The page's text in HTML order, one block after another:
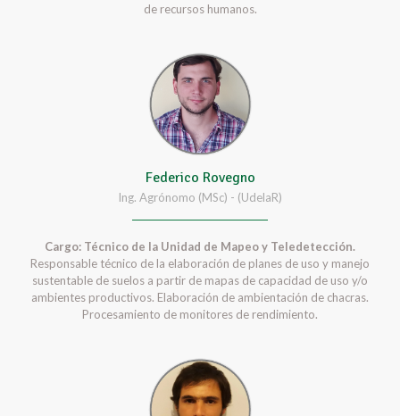
de recursos humanos.
Federico Rovegno
Ing. Agrónomo (MSc) - (UdelaR)
Cargo: Técnico de la Unidad de Mapeo y Teledetección.
Responsable técnico de la elaboración de planes de uso y manejo
sustentable de suelos a partir de mapas de capacidad de uso y/o
ambientes productivos. Elaboración de ambientación de chacras.
Procesamiento de monitores de rendimiento.